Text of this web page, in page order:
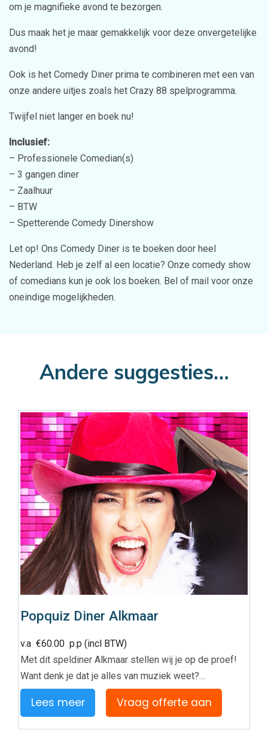
om je magnifieke avond te bezorgen.
Dus maak het je maar gemakkelijk voor deze onvergetelijke
avond!
Ook is het Comedy Diner prima te combineren met een van
onze andere uitjes zoals het Crazy 88 spelprogramma.
Twijfel niet langer en boek nu!
Inclusief:
– Professionele Comedian(s)
– 3 gangen diner
– Zaalhuur
– BTW
– Spetterende Comedy Dinershow
Let op! Ons Comedy Diner is te boeken door heel
Nederland. Heb je zelf al een locatie? Onze comedy show
of comedians kun je ook los boeken. Bel of mail voor onze
oneindige mogelijkheden.
Andere suggesties…
Popquiz Diner Alkmaar
v.a€60.00 p.p (incl BTW)
Met dit speldiner Alkmaar stellen wij je op de proef!
Want denk je dat je alles van muziek weet?…
Lees meer Vraag offerte aan